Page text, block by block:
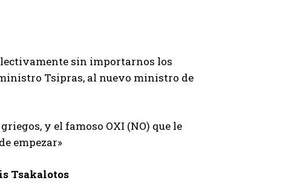
sin importarnos los
Tsipras, al nuevo ministro de
y el famoso OXI (NO) que le
empezar»
Tsakalotos